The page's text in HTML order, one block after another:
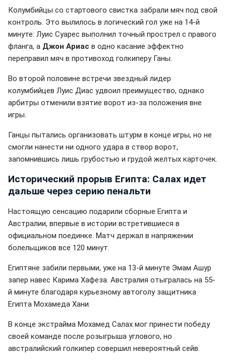
Колумбийцы со стартового свистка забрали мяч под свой
контроль. Это вылилось в логический гол уже на 14-й
минуте: Луис Суарес выполнил точный прострел с правого
фланга, а Джон Ариас в одно касание эффектно
переправил мяч в противоход голкиперу Ганы.
Во второй половине встречи звездный лидер
колумбийцев Луис Диас удвоил преимущество, однако
арбитры отменили взятие ворот из-за положения вне
игры.
Ганцы пытались организовать штурм в конце игры, но не
смогли нанести ни одного удара в створ ворот,
запомнившись лишь грубостью и грудой желтых карточек.
Исторический прорыв Египта: Салах идет
дальше через серию пенальти
Настоящую сенсацию подарили сборные Египта и
Австралии, впервые в истории встретившиеся в
официальном поединке. Матч держал в напряжении
болельщиков все 120 минут.
Египтяне забили первыми, уже на 13-й минуте Эмам Ашур
запер навес Карима Хафеза. Австралия отыгралась на 55-
й минуте благодаря курьезному автоголу защитника
Египта Мохамеда Хани.
В конце экстрайма Мохамед Салах мог принести победу
своей команде после розыгрыша углового, но
австралийский голкипер совершил невероятный сейв.